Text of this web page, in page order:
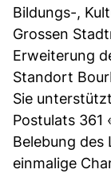
Bildungs-,
Grossen
Erweiterung
Standort
Sie
Postulats 361
Belebung des
einmalige